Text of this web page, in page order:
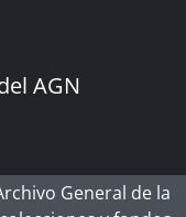
AGN
General de la